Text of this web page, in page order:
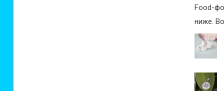
Food-
ниже.